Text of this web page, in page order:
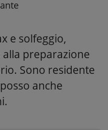
e solfeggio,
preparazione
Sono residente
anche